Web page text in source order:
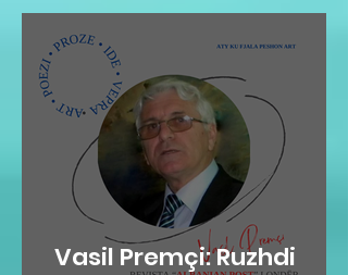
Vasil Premçi: Ruzhdi